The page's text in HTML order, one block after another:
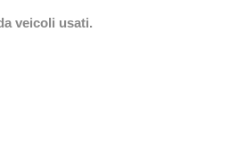
veicoli usati.